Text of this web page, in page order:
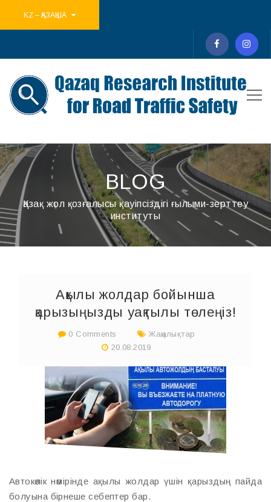
KZ – ҚАЗАҚША
BLOG
Қазақ жол қозғалысы қауіпсіздігі ғылыми-зерттеу
институты
Ақылы жолдар бойынша
қарызыңызды уақтылы төлеңіз!
0 Comments
Жаңалықтар
20.08.2019
Автокөлік нөмірінде ақылы жолдар үшін қарыздың пайда
болуына бірнеше себептер бар.